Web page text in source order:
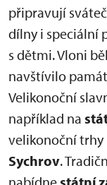
připravují
dílny i speciální
s dětmi. Vloni
navštívilo
Velikonoční
například na
velikonoční
Sychrov.